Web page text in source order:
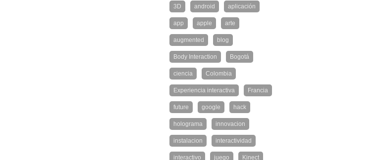
3D android aplicación
app apple arte
augmented blog
Body Interaction Bogotá
ciencia Colombia
Experiencia interactiva Francia
future google hack
holograma innovacion
instalacion interactividad
interactivo juego Kinect